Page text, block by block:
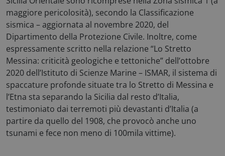
maggiore pericolosità), secondo la Classificazione
sismica – aggiornata al novembre 2020, del
Dipartimento della Protezione Civile. Inoltre, come
espressamente scritto nella relazione “Lo Stretto
Messina: criticità geologiche e tettoniche” dell’ottobre
2020 dell’Istituto di Scienze Marine – ISMAR, il sistema di
spaccature profonde situate tra lo Stretto di Messina e
l’Etna sta separando la Sicilia dal resto d’Italia,
testimoniato dai terremoti più devastanti d’Italia (a
partire da quello del 1908, che provocò anche uno
tsunami e fece non meno di 100mila vittime).
Necessari Statistici
Marketing
Preferenze
I cookie necessari contribuiscono a rendere fruibile
il sito web abilitandone funzionalità di base quali la
navigazione sulle pagine e l'accesso alle aree
protette del sito. Il sito web non è in grado di
funzionare correttamente senza questi cookie.
Nome
Fornitore / Dominio